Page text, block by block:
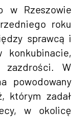
w Rzeszowie
roku
sprawcą i
konkubinacie,
W
powodowany
którym zadał
w okolicę